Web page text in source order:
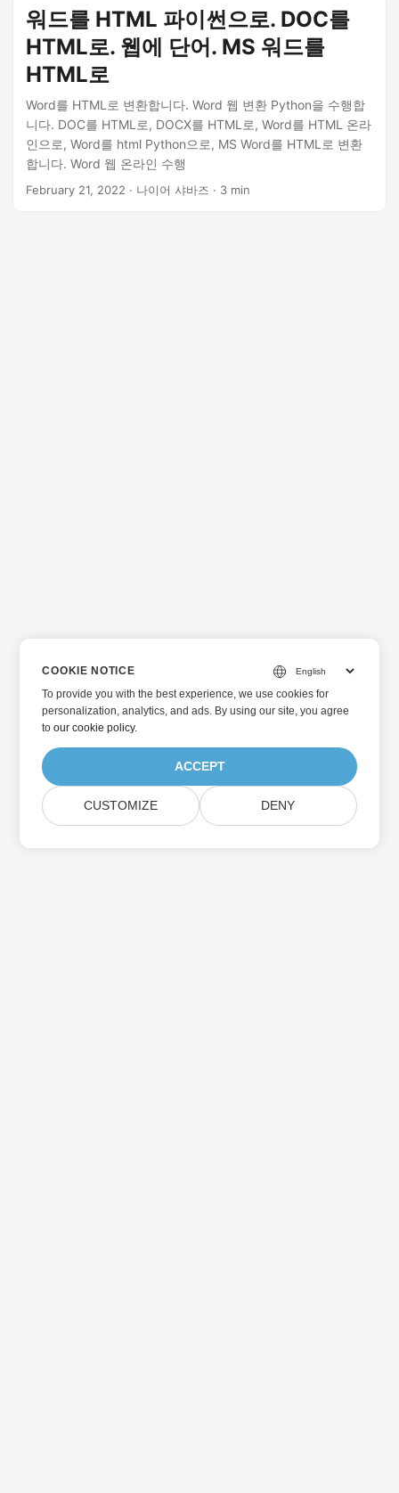
워드를 HTML 파이썬으로. DOC를
HTML로. 웹에 단어. MS 워드를
HTML로
Word를 HTML로 변환합니다. Word 웹 변환 Python을 수행합
니다. DOC를 HTML로, DOCX를 HTML로, Word를 HTML 온라
인으로, Word를 html Python으로, MS Word를 HTML로 변환
합니다. Word 웹 온라인 수행
February 21, 2022 · 나이어 샤바즈 · 3 min
COOKIE NOTICE
To provide you with the best experience, we use cookies for
personalization, analytics, and ads. By using our site, you agree
toour cookie policy.
ACCEPT
CUSTOMIZE DENY